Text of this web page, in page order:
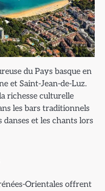
du Pays basque en
et Saint-Jean-de-Luz.
richesse culturelle
les bars traditionnels
et les chants lors
Orientales offrent